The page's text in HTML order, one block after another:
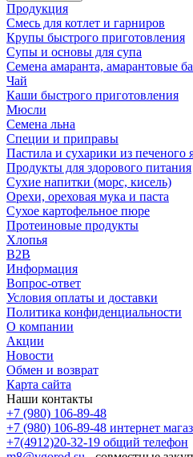
Продукция
Смесь для котлет и гарниров
Крупы быстрого приготовления
Супы и основы для супа
Семена амаранта, амарантовые
Чай
Каши быстрого приготовления
Мюсли
Семена льна
Специи и приправы
Пастила и сухарики из печеного
Продукты для здорового питания
Сухие напитки (морс, кисель)
Орехи, ореховая мука и паста
Сухое картофельное пюре
Протеиновые продукты
Хлопья
B2B
Информация
Вопрос-ответ
Условия оплаты и доставки
Политика конфиденциальности
О компании
Акции
Новости
Обмен и возврат
Карта сайта
Наши контакты
+7 (980) 106-89-48
+7 (980) 106-89-48 интернет
+7(4912)20-32-19 общий телефон